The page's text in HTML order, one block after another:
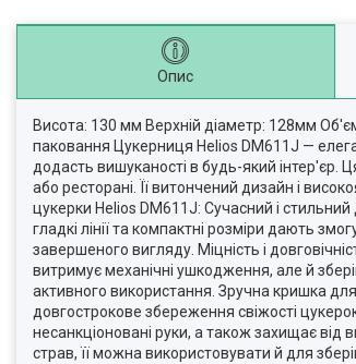
Опис
Висота: 130 мм Верхній діаметр: 128мм
паковання Цукерниця Helios DM611J —
додасть вишуканості в будь-який інтер'єр.
або ресторані. Її витончений дизайн і
цукерки Helios DM611J: Сучасний і
гладкі лінії та компактні розміри дають
завершеного вигляду. Міцність і
витримує механічні ушкодження, але й
активного використання. Зручна кришка
довгострокове збереження свіжості
несанкціоновані руки, а також захищає
страв, її можна використовувати й для